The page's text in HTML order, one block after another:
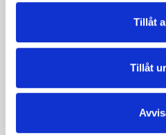
Tillåt
Tillåt